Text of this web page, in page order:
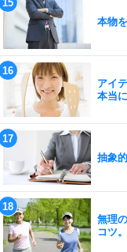
本物
アイ
本当
抽象
無理
コツ。